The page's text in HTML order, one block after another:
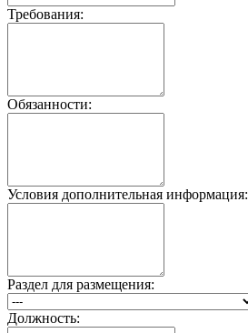
Требования:
Обязанности:
Условия дополнительная информация:
Раздел для размещения:
Должность: